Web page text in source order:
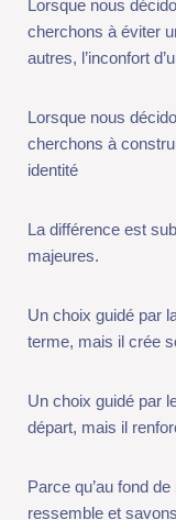
Lorsque nous
à construire une
La différence est
majeures.
terme, mais il crée
départ, mais il
ressemble et savons
mais il devient plus